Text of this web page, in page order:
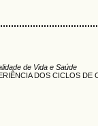
de Vida e Saúde
DOS CICLOS DE